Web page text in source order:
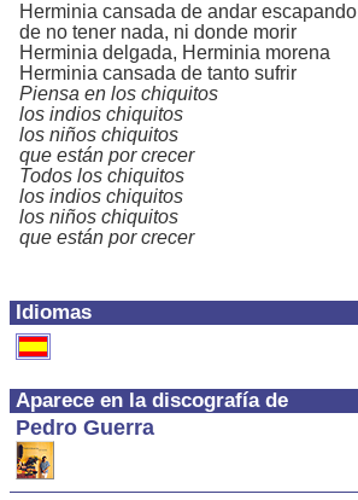
Idiomas
Aparece en la discografía de
Pedro Guerra
Herminia cansada de andar escapando
de no tener nada, ni donde morir
Herminia delgada, Herminia morena
Herminia cansada de tanto sufrir
Piensa en los chiquitos
los indios chiquitos
los niños chiquitos
que están por crecer
Todos los chiquitos
los indios chiquitos
los niños chiquitos
que están por crecer